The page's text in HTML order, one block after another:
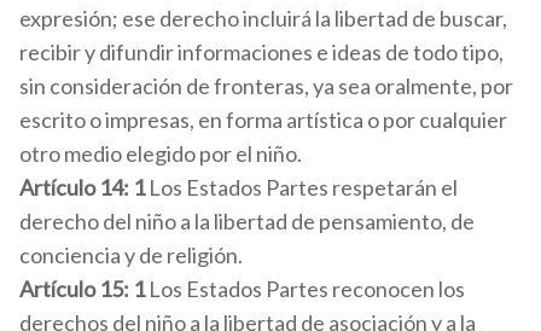
expresión; ese derecho incluirá la libertad de buscar,
recibir y difundir informaciones e ideas de todo tipo,
sin consideración de fronteras, ya sea oralmente, por
escrito o impresas, en forma artística o por cualquier
otro medio elegido por el niño.
Artículo 14: 1Los Estados Partes respetarán el
derecho del niño a la libertad de pensamiento, de
conciencia y de religión.
Artículo 15: 1Los Estados Partes reconocen los
derechos del niño a la libertad de asociación y a la